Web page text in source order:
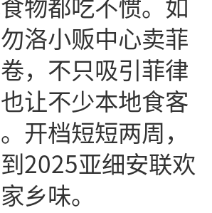
洛小贩中心卖菲
，不只吸引菲律
让不少本地食客
开档短短两周，
2025亚细安联欢
乡味。